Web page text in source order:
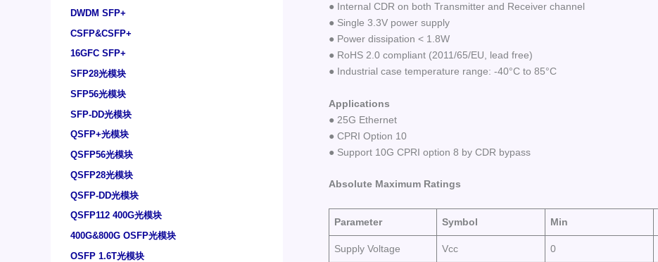
DWDM SFP+
CSFP&CSFP+
16GFC SFP+
SFP28光模块
SFP56光模块
SFP-DD光模块
QSFP+光模块
QSFP56光模块
QSFP28光模块
QSFP-DD光模块
QSFP112 400G光模块
400G&800G OSFP光模块
OSFP 1.6T光模块
● Internal CDR on both Transmitter and Receiver channel
● Single 3.3V power supply
● Power dissipation < 1.8W
● RoHS 2.0 compliant (2011/65/EU, lead free)
● Industrial case temperature range: -40°C to 85°C
Applications
● 25G Ethernet
● CPRI Option 10
● Support 10G CPRI option 8 by CDR bypass
Absolute Maximum Ratings
Parameter Symbol Min
Supply Voltage Vcc 0